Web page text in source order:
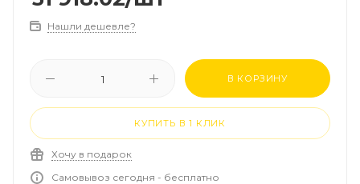
Нашли дешевле?
В КОРЗИНУ
КУПИТЬ В 1 КЛИК
Хочу в подарок
Самовывоз сегодня - бесплатно